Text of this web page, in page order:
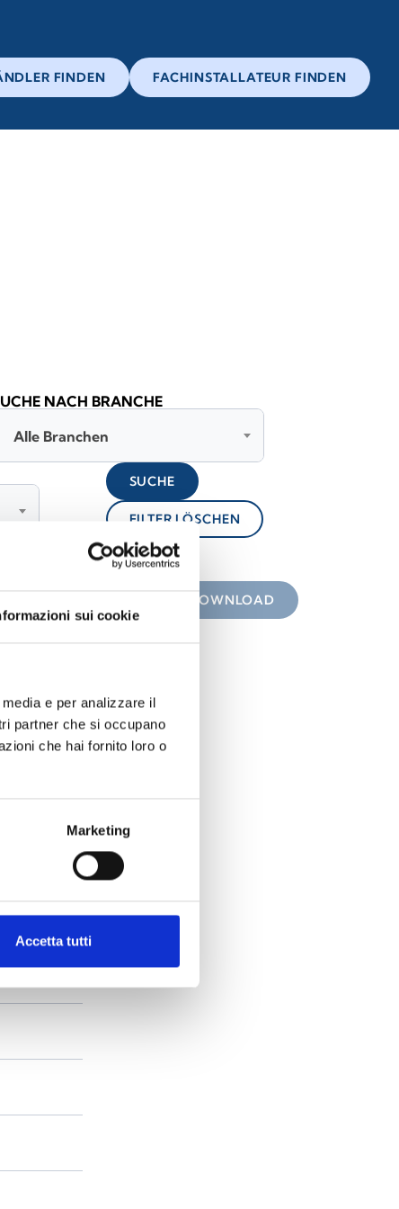
sui cookie
e per analizzare il
partner che si occupano
che hai fornito loro o
Marketing
Accetta tutti
FINDEN FACHINSTALLATEUR FINDEN
DOWNLOAD
NACH BRANCHE
Alle Branchen
SUCHE
FILTER LÖSCHEN